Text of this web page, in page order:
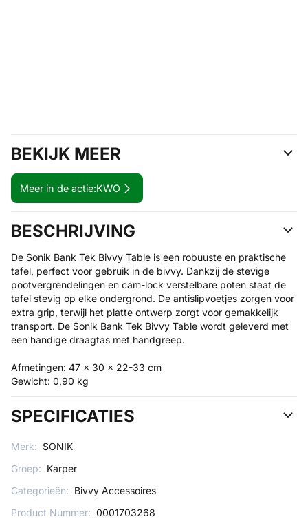
BEKIJK MEER
Meer in de actie:KWO
BESCHRIJVING
De Sonik Bank Tek Bivvy Table is een robuuste en praktische
tafel, perfect voor gebruik in de bivvy. Dankzij de stevige
pootvergrendelingen en cam-lock verstelbare poten staat de
tafel stevig op elke ondergrond. De antislipvoetjes zorgen voor
extra grip, terwijl het platte ontwerp zorgt voor gemakkelijk
transport. De Sonik Bank Tek Bivvy Table wordt geleverd met
een handige draagtas met handgreep.
Afmetingen: 47 x 30 x 22-33 cm
Gewicht: 0,90 kg
SPECIFICATIES
Merk: SONIK
Groep: Karper
Categorieën: Bivvy Accessoires
Product Nummer: 0001703268